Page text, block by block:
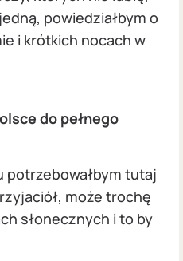
powiedziałbym o
i krótkich nocach w
do pełnego
potrzebowałbym tutaj
może trochę
słonecznych i to by